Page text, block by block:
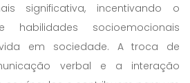
significativa, incentivando o
habilidades socioemocionais
em sociedade. A troca de
verbal e a interação